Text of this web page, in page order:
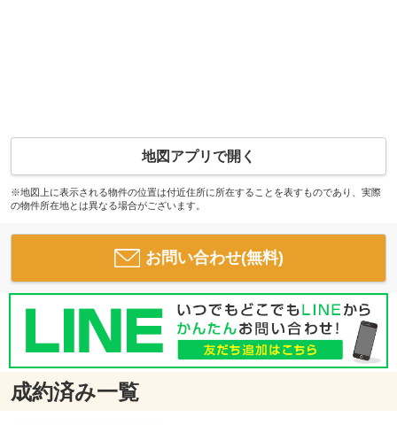
地図アプリで開く
※地図上に表示される物件の位置は付近住所に所在することを表すものであり、実際
の物件所在地とは異なる場合がございます。
お問い合わせ(無料)
成約済み一覧